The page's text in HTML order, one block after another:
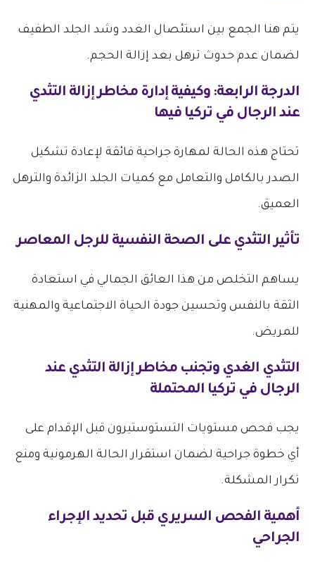
يتم هنا الجمع بين استئصال الغدد وشد الجلد الطفيف
لضمان عدم حدوث ترهل بعد إزالة الحجم.
الدرجة الرابعة: وكيفية إدارةمخاطر إزالة التثدي
عند الرجال في تركيا فيها
تحتاج هذه الحالة لمهارة جراحية فائقة لإعادة تشكيل
الصدر بالكامل والتعامل مع كميات الجلد الزائدة والترهل
العميق.
تأثير التثدي على الصحة النفسية للرجل المعاصر
يساهم التخلص من هذا العائق الجمالي في استعادة
الثقة بالنفس وتحسين جودة الحياة الاجتماعية والمهنية
للمريض.
التثدي الغدي وتجنبمخاطر إزالة التثدي عند
الرجال في تركيا المحتملة
يجب فحص مستويات التستوستيرون قبل الإقدام على
أي خطوة جراحية لضمان استقرار الحالة الهرمونية ومنع
تكرار المشكلة.
أهمية الفحص السريري قبل تحديد الإجراء
الجراحي